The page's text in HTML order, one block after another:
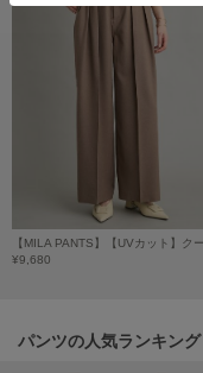
le
le coq sportif
ルコックスポルティフ
¥9,680
パンツの人気ランキング